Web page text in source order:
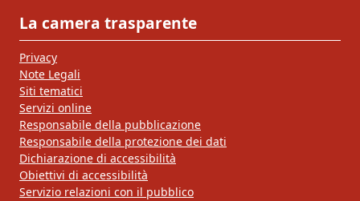
La camera trasparente
Privacy
Note Legali
Siti tematici
Servizi online
Responsabile della pubblicazione
Responsabile della protezione dei dati
Dichiarazione di accessibilità
Obiettivi di accessibilità
Servizio relazioni con il pubblico